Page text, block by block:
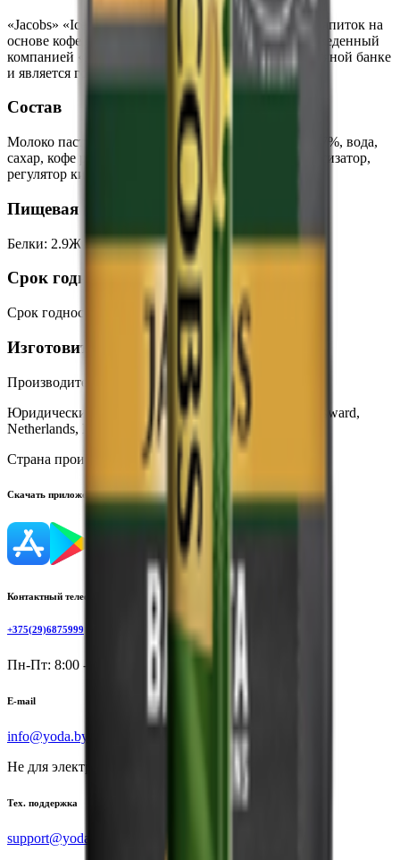
«Jacobs» «Ice Presso Latte» - это прохладительный напиток на
основе кофе с добавлением молока и сахара, произведенный
компанией «Jacobs». Этот напиток доступен в жестяной банке
и является готовым к употреблению.
Состав
Молоко пастеризованное с массовой долей жира 0.7%, вода,
сахар, кофе растворимый порошкообразный, ароматизатор,
регулятор кислотности (Е501).
Пищевая ценность на 100г
Белки: 2.9Жиры:0.5Углеводы :6.5 Калории:43
Срок годности
Срок годности 12 месяцев
Изготовитель
Производитель:
Hochwald Foods GmbH
Юридический адрес:
Harlingerstraat 65, 8701 WR Bolsward,
Netherlands, Нидерланды
Страна производства: Германия
Скачать приложение
Контактный телефон
+375(29)6875999
Пн-Пт: 8:00 - 17:00
E-mail
info@yoda.by
Не для электронных обращений
Тех. поддержка
support@yoda.by